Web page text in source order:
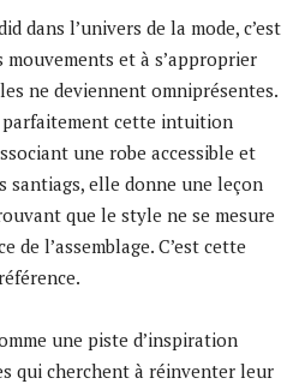
dans l’univers de la mode, c’est
et à s’approprier
ne deviennent omniprésentes.
cette intuition
une robe accessible et
santiags, elle donne une leçon
que le style ne se mesure
de l’assemblage. C’est cette
une piste d’inspiration
qui cherchent à réinventer leur